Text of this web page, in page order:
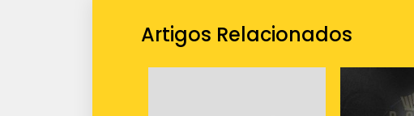
Artigos Relacionados